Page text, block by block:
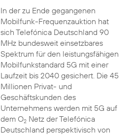
In der zu Ende gegangenen
Mobilfunk-Frequenzauktion hat
sich Telefónica Deutschland 90
MHz bundesweit einsetzbares
Spektrum für den leistungsfähigen
Mobilfunkstandard 5G mit einer
Laufzeit bis 2040 gesichert. Die 45
Millionen Privat- und
Geschäftskunden des
Unternehmens werden mit 5G auf
dem O2Netz der Telefónica
Deutschland perspektivisch von